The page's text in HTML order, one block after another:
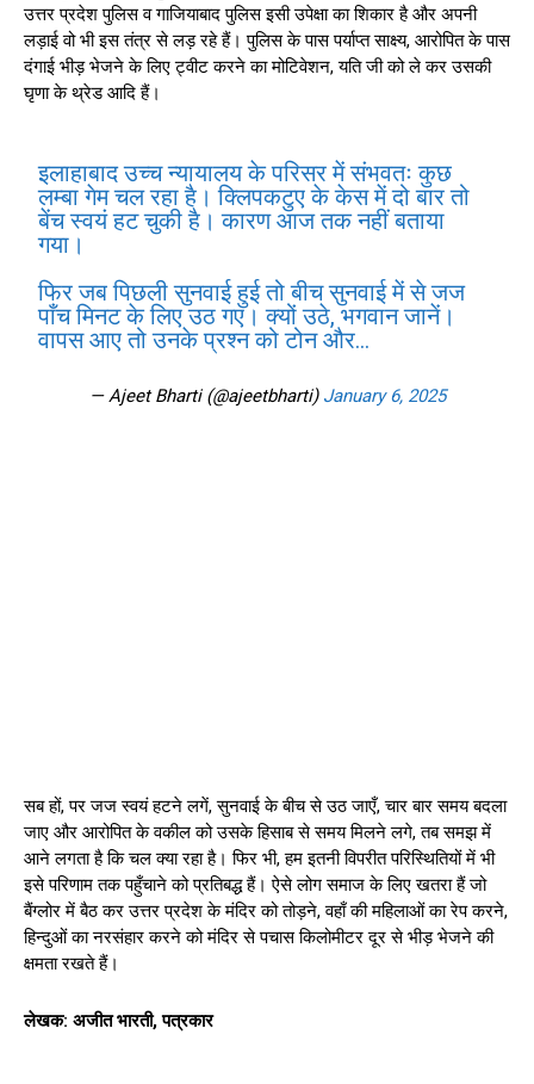
उत्तर प्रदेश पुलिस व गाजियाबाद पुलिस इसी उपेक्षा का शिकार है और अपनी
लड़ाई वो भी इस तंत्र से लड़ रहे हैं। पुलिस के पास पर्याप्त साक्ष्य, आरोपित के पास
दंगाई भीड़ भेजने के लिए ट्वीट करने का मोटिवेशन, यति जी को ले कर उसकी
घृणा के थ्रेड आदि हैं।
इलाहाबाद उच्च न्यायालय के परिसर में संभवतः कुछ
लम्बा गेम चल रहा है। क्लिपकटुए के केस में दो बार तो
बेंच स्वयं हट चुकी है। कारण आज तक नहीं बताया
गया।
फिर जब पिछली सुनवाई हुई तो बीच सुनवाई में से जज
पाँच मिनट के लिए उठ गए। क्यों उठे, भगवान जानें।
वापस आए तो उनके प्रश्न को टोन और…
— Ajeet Bharti (@ajeetbharti) January 6, 2025
सब हों, पर जज स्वयं हटने लगें, सुनवाई के बीच से उठ जाएँ, चार बार समय बदला
जाए और आरोपित के वकील को उसके हिसाब से समय मिलने लगे, तब समझ में
आने लगता है कि चल क्या रहा है। फिर भी, हम इतनी विपरीत परिस्थितियों में भी
इसे परिणाम तक पहुँचाने को प्रतिबद्ध हैं। ऐसे लोग समाज के लिए खतरा हैं जो
बैंग्लोर में बैठ कर उत्तर प्रदेश के मंदिर को तोड़ने, वहाँ की महिलाओं का रेप करने,
हिन्दुओं का नरसंहार करने को मंदिर से पचास किलोमीटर दूर से भीड़ भेजने की
क्षमता रखते हैं।
लेखक: अजीत भारती, पत्रकार